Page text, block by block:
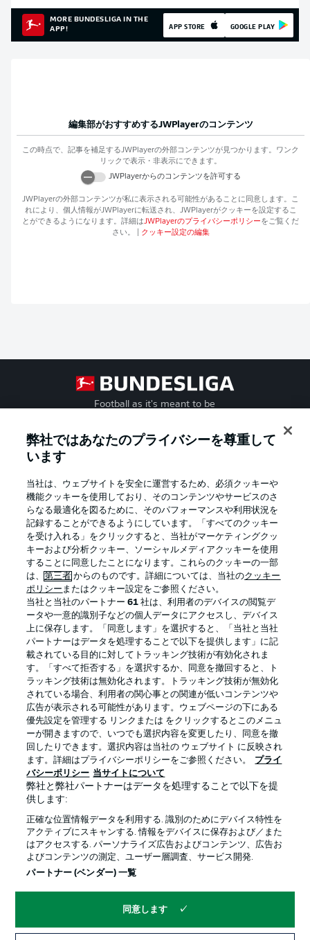
MORE BUNDESLIGA IN THE
APP!
APP STORE GOOGLE PLAY
編集部がおすすめするJWPlayerのコンテンツ
この時点で、記事を補足するJWPlayerの外部コンテンツが見つかります。ワンク
リックで表示・非表示にできます。
JWPlayerからのコンテンツを許可する
JWPlayerの外部コンテンツが私に表示される可能性があることに同意します。こ
れにより、個人情報がJWPlayerに転送され、 JWPlayerがクッキーを設定するこ
とができるようになります。詳細はJWPlayerのプライバシーポリシーをご覧くだ
さい。
クッキー設定の編集
Football as it's meant to be
Official Partners
プライバシー・ポリシー 優先設定を管理する
利用条件 放送局
求人 選手
当サイトについて
© 2026 Bundesliga-Gruppe GmbH
言語をお選びください
弊社ではあなたのプライバシーを尊重して
います
当社は、ウェブサイトを安全に運営するため、必須クッキーや
機能クッキーを使用しており、そのコンテンツやサービスのさ
らなる最適化を図るために、そのパフォーマンスや利用状況を
記録することができるようにしています。「すべてのクッキー
を受け入れる」をクリックすると、当社がマーケティングクッ
キーおよび分析クッキー、ソーシャルメディアクッキーを使用
することに同意したことになります。これらのクッキーの一部
は、第三者 からのものです。詳細については、当社のクッキー
ポリシー またはクッキー設定をご参照ください。
当社と当社のパートナー61 社は、利用者のデバイスの閲覧デ
ータや一意的識別子などの個人データにアクセスし、デバイス
上に保存します。「同意します」を選択すると、「当社と当社
パートナーはデータを処理することで以下を提供します」に記
載されている目的に対してトラッキング技術が有効化されま
す。「すべて拒否する」を選択するか、同意を撤回すると、ト
ラッキング技術は無効化されます。トラッキング技術が無効化
されている場合、利用者の関心事との関連が低いコンテンツや
広告が表示される可能性があります。ウェブページの下にある
優先設定を管理する リンクまたは をクリックするとこのメニュ
ーが開きますので、いつでも選択内容を変更したり、同意を撤
回したりできます。選択内容は当社の ウェブサイト に反映され
ます。詳細はプライバシーポリシーをご参照ください。
プライ
バシーポリシー 当サイトについて
弊社と弊社パートナーはデータを処理することで以下を提
供します:
正確な位置情報データを利用する. 識別のためにデバイス特性を
アクティブにスキャンする. 情報をデバイスに保存および／また
はアクセスする. パーソナライズ広告およびコンテンツ、広告お
よびコンテンツの測定、ユーザー層調査、サービス開発.
パートナー (ベンダー) 一覧
同意します